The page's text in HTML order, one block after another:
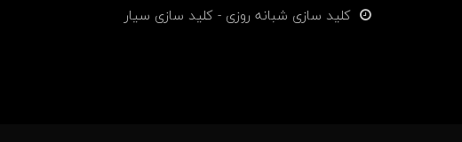
کلید سازی شبانه روزی - کلید سازی سیار